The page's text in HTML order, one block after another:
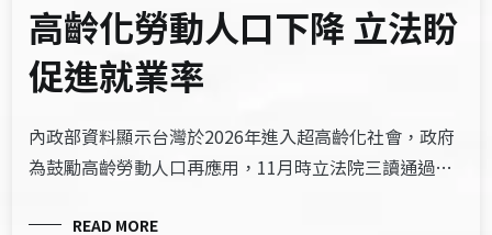
高齡化勞動人口下降 立法盼
促進就業率
內政部資料顯示台灣於2026年進入超高齡化社會，政府
為鼓勵高齡勞動人口再應用，11月時立法院三讀通過…
READ MORE